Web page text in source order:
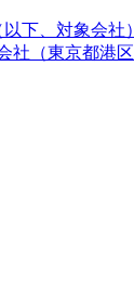
下、対象会
（東京都港